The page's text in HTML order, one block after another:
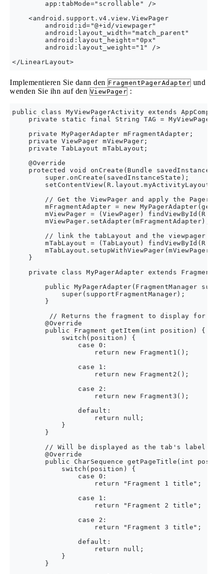
        app:tabMode="scrollable" />
    <android.support.v4.view.ViewPager
        android:id="@+id/viewpager"
        android:layout_width="match_parent"
        android:layout_height="0px"
        android:layout_weight="1" />
Implementieren Sie dann den FragmentPagerAdapter und
wenden Sie ihn auf den ViewPager :
public class MyViewPagerActivity extends
private static final String TAG =
    private MyPagerAdapter mFragmentAdapter;
    private ViewPager mViewPager;
    private TabLayout mTabLayout;
    @Override
protected void onCreate(Bundle
        super.onCreate(savedInstanceState);
// Get the ViewPager and apply the
mFragmentAdapter = new
mViewPager = (ViewPager)
        mViewPager.setAdapter(mFragmentAdapter);
// link the tabLayout and the viewpager
mTabLayout = (TabLayout)
    }
private class MyPagerAdapter extends
public MyPagerAdapter(FragmentManager
            super(supportFragmentManager);
        }
// Returns the fragment to display for
        @Override
        public Fragment getItem(int position) {
            switch(position) {
                case 0:
                    return new Fragment1();
                case 1:
                    return new Fragment2();
                case 2:
                    return new Fragment3();
                default:
                    return null;
            }
        }
        // Will be displayed as the tab's label
        @Override
public CharSequence getPageTitle(int
            switch(position) {
                case 0:
                    return "Fragment 1 title";
                case 1:
                    return "Fragment 2 title";
                case 2:
                    return "Fragment 3 title";
                default:
                    return null;
            }
        }